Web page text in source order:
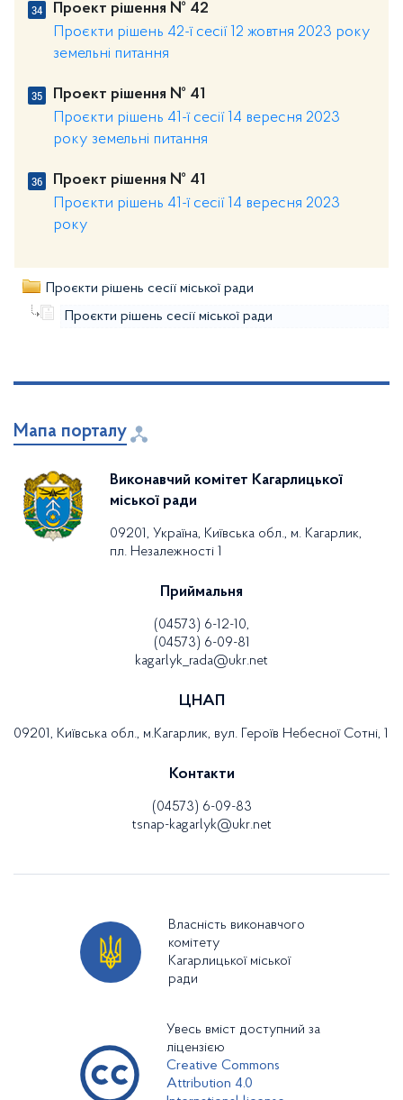
Проект рішення № 42
Проєкти рішень 42-ї сесії 12 жовтня 2023 року
земельні питання
Проект рішення № 41
Проєкти рішень 41-ї сесії 14 вересня 2023
року земельні питання
Проект рішення № 41
Проєкти рішень 41-ї сесії 14 вересня 2023
року
Проєкти рішень сесії міської ради
Проєкти рішень сесії міської ради
Мапа порталу
Виконавчий комітет Кагарлицької
міської ради
09201, Україна, Київська обл., м. Кагарлик,
пл. Незалежності 1
Приймальня
(04573) 6-12-10,
(04573) 6-09-81
kagarlyk_rada@ukr.net
ЦНАП
09201, Київська обл., м.Кагарлик, вул. Героїв Небесної Сотні, 1
Контакти
(04573) 6-09-83
tsnap-kagarlyk@ukr.net
Власність виконавчого
комітету
Кагарлицької міської
ради
Увесь вміст доступний за
ліцензією
Creative Commons
Attribution 4.0